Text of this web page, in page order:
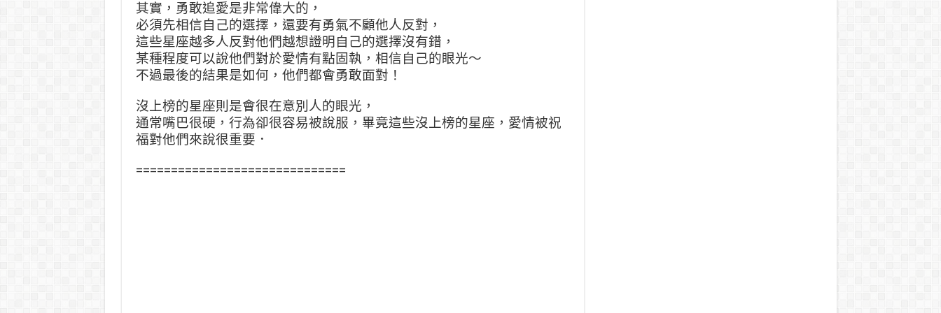
其實，勇敢追愛是非常偉大的，
必須先相信自己的選擇，還要有勇氣不顧他人反對，
這些星座越多人反對他們越想證明自己的選擇沒有錯，
某種程度可以說他們對於愛情有點固執，相信自己的眼光～
不過最後的結果是如何，他們都會勇敢面對！
沒上榜的星座則是會很在意別人的眼光，
通常嘴巴很硬，行為卻很容易被說服，畢竟這些沒上榜的星座，愛情被祝
福對他們來說很重要．
==============================